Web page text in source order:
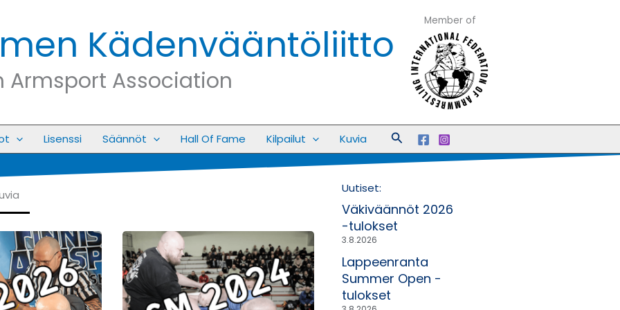
Kädenvääntöliitto
Armsport Association
Member of
Lisenssi Säännöt Hall Of Fame Kilpailut Kuvia Hae
PagePagePage
Uutiset:
Väkiväännöt 2026
-tulokset
3.8.2026
Lappeenranta
Summer Open -
tulokset